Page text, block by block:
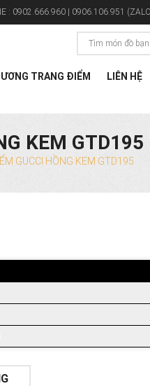
: 0902.666.960 | 0906.106.951
TRANG ĐIỂM LIÊN HỆ
KEM GTD195
GUCCI HỒNG KEM GTD195